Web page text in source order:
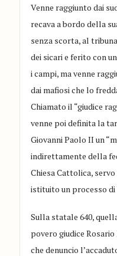
Venne raggiunto dai
recava a bordo della
senza scorta, al
dei sicari e ferito con
i campi, ma venne
dai mafiosi che lo
Chiamato il “giudice
venne poi definita la
Giovanni Paolo II un
indirettamente della
Chiesa Cattolica, servo
istituito un processo di
Sulla statale 640,
povero giudice Rosario
che denuncio